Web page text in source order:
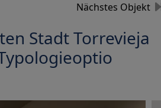
Nächstes Objekt
Stadt Torrevieja